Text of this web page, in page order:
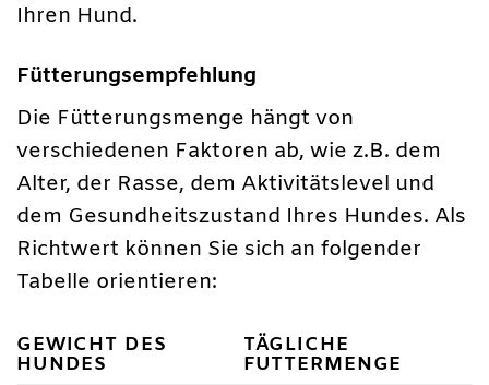
Ihren Hund.
Fütterungsempfehlung
Die Fütterungsmenge hängt von
verschiedenen Faktoren ab, wie z.B. dem
Alter, der Rasse, dem Aktivitätslevel und
dem Gesundheitszustand Ihres Hundes. Als
Richtwert können Sie sich an folgender
Tabelle orientieren:
GEWICHT DES
HUNDES
TÄGLICHE
FUTTERMENGE